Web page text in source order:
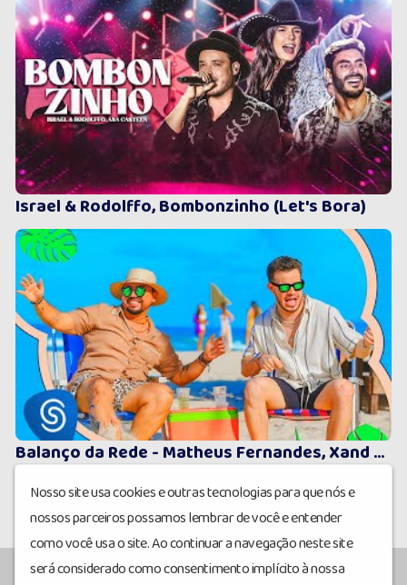
Israel & Rodolffo, Bombonzinho (Let's Bora)
Balanço da Rede - Matheus Fernandes, Xand Avião
1 2
Nosso site usa cookies e outras tecnologias para que nós e
nossos parceiros possamos lembrar de você e entender
como você usa o site. Ao continuar a navegação neste site
será considerado como consentimento implícito à nossa